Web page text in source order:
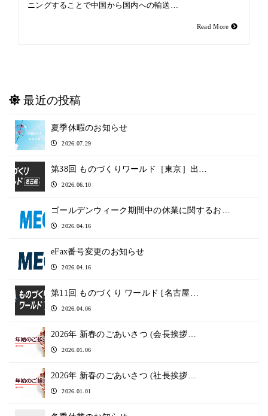
ニングすることで中国から国内への輸送…
Read More
最近の投稿
夏季休暇のお知らせ
2026.07.29
第38回 ものづくりワールド［東京］出…
2026.06.10
ゴールデンウィーク期間中の休業に関するお…
2026.04.16
eFax番号変更のお知らせ
2026.04.16
第11回 ものづくり ワールド [名古屋…
2026.04.06
2026年 新春のごあいさつ (会長挨拶…
2026.01.06
2026年 新春のごあいさつ (社長挨拶…
2026.01.01